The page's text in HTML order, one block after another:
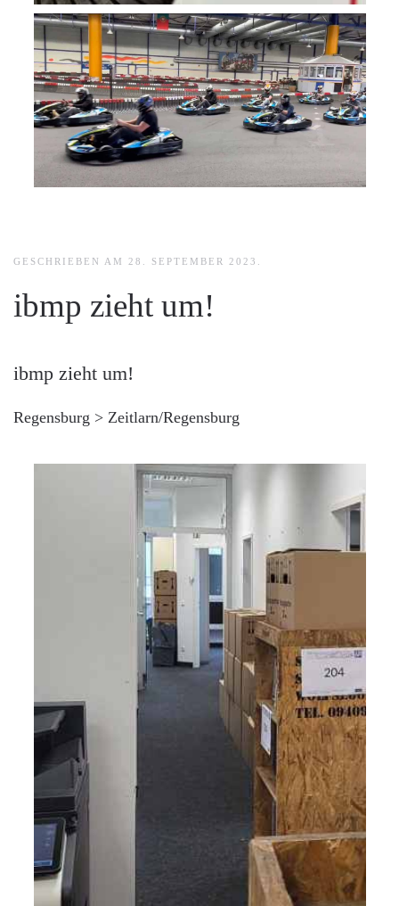
GESCHRIEBEN AM 28. SEPTEMBER 2023
ibmp zieht um!
ibmp zieht um!
Regensburg > Zeitlarn/Regensburg